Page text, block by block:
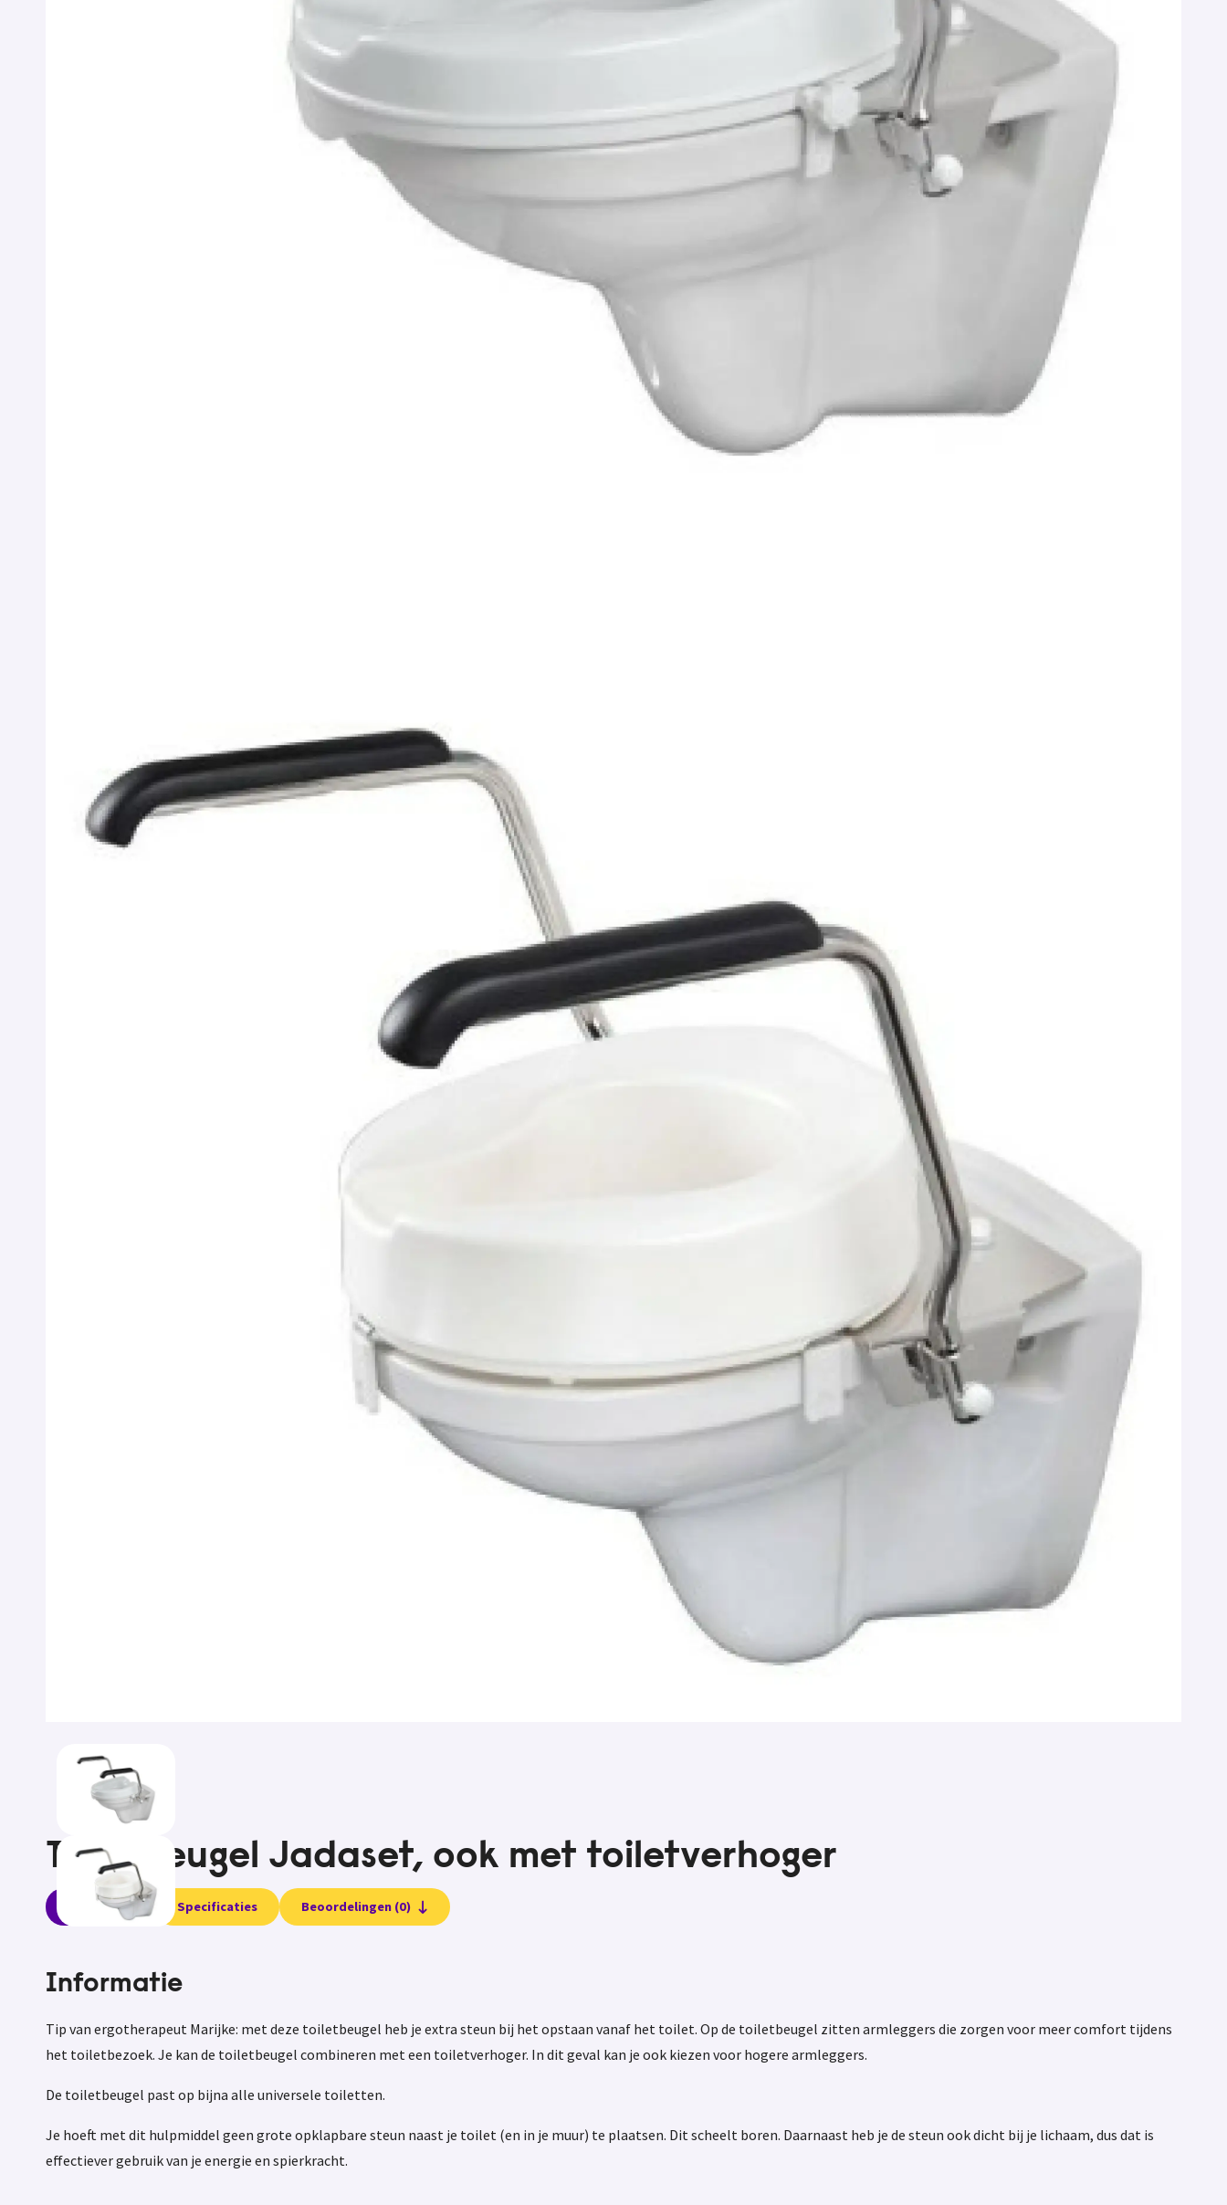
Toiletbeugel Jadaset, ook met toiletverhoger
Informatie Specificaties Beoordelingen (0)
Informatie
Tip van ergotherapeut Marijke: met deze toiletbeugel heb je extra steun bij het opstaan vanaf het toilet. Op de toiletbeugel zitten armleggers die zorgen voor meer comfort tijdens
het toiletbezoek. Je kan de toiletbeugel combineren met een toiletverhoger. In dit geval kan je ook kiezen voor hogere armleggers.
De toiletbeugel past op bijna alle universele toiletten.
Je hoeft met dit hulpmiddel geen grote opklapbare steun naast je toilet (en in je muur) te plaatsen. Dit scheelt boren. Daarnaast heb je de steun ook dicht bij je lichaam, dus dat is
effectiever gebruik van je energie en spierkracht.